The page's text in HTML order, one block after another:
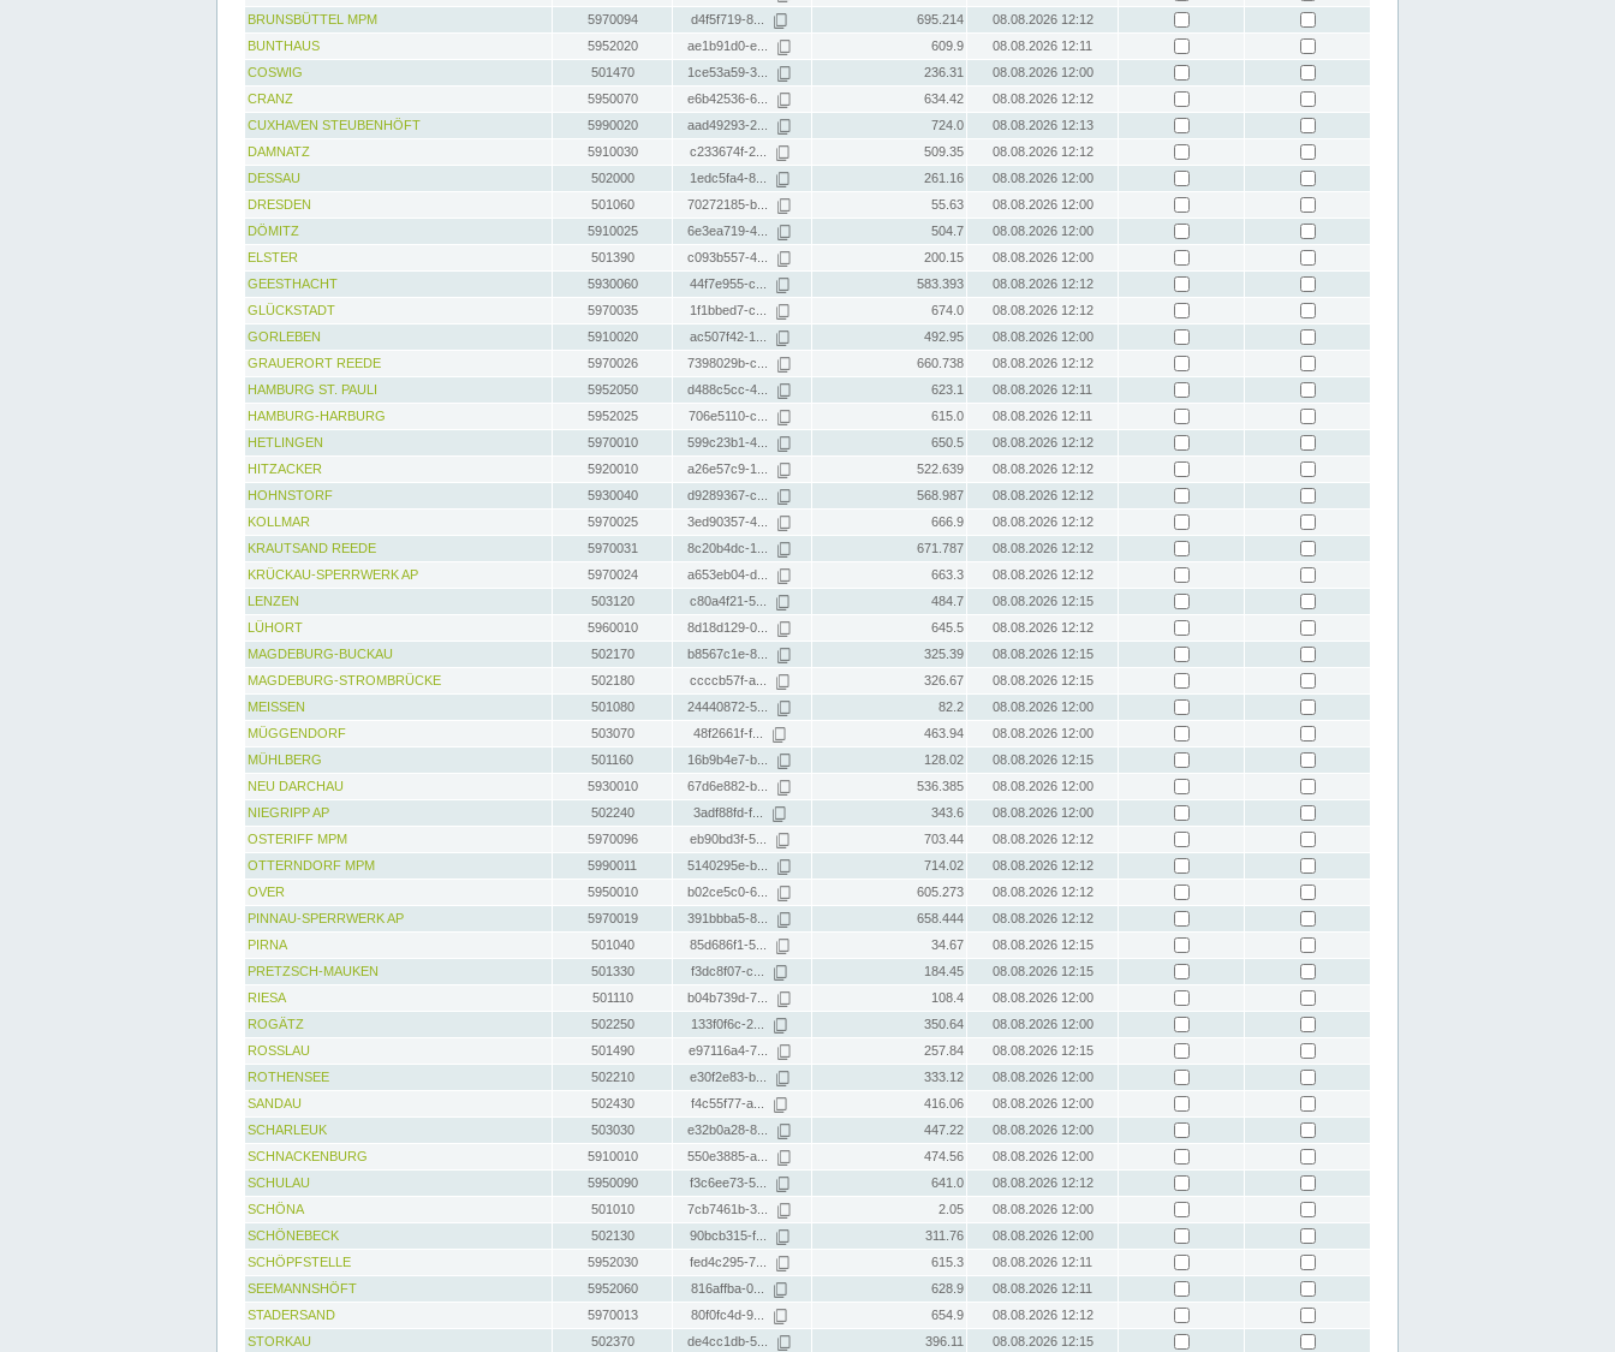
BRUNSBÜTTEL MPM
5970094 d4f5f719-8... 695.214
08.08.2026 12:12
BUNTHAUS
5952020 ae1b91d0-e... 609.9
08.08.2026 12:11
COSWIG
501470 1ce53a59-3... 236.31
08.08.2026 12:00
CRANZ
5950070 e6b42536-6... 634.42
08.08.2026 12:12
CUXHAVEN STEUBENHÖFT
5990020 aad49293-2... 724.0
08.08.2026 12:13
DAMNATZ
5910030 c233674f-2... 509.35
08.08.2026 12:12
DESSAU
502000 1edc5fa4-8... 261.16
08.08.2026 12:00
DRESDEN
501060 70272185-b... 55.63
08.08.2026 12:00
DÖMITZ
5910025 6e3ea719-4... 504.7
08.08.2026 12:00
ELSTER
501390 c093b557-4... 200.15
08.08.2026 12:00
GEESTHACHT
5930060 44f7e955-c... 583.393
08.08.2026 12:12
GLÜCKSTADT
5970035 1f1bbed7-c... 674.0
08.08.2026 12:12
GORLEBEN
5910020 ac507f42-1... 492.95
08.08.2026 12:00
GRAUERORT REEDE
5970026 7398029b-c... 660.738
08.08.2026 12:12
HAMBURG ST. PAULI
5952050 d488c5cc-4... 623.1
08.08.2026 12:11
HAMBURG-HARBURG
5952025 706e5110-c... 615.0
08.08.2026 12:11
HETLINGEN
5970010 599c23b1-4... 650.5
08.08.2026 12:12
HITZACKER
5920010 a26e57c9-1... 522.639
08.08.2026 12:12
HOHNSTORF
5930040 d9289367-c... 568.987
08.08.2026 12:12
KOLLMAR
5970025 3ed90357-4... 666.9
08.08.2026 12:12
KRAUTSAND REEDE
5970031 8c20b4dc-1... 671.787
08.08.2026 12:12
KRÜCKAU-SPERRWERK AP
5970024 a653eb04-d... 663.3
08.08.2026 12:12
LENZEN
503120 c80a4f21-5... 484.7
08.08.2026 12:15
LÜHORT
5960010 8d18d129-0... 645.5
08.08.2026 12:12
MAGDEBURG-BUCKAU
502170 b8567c1e-8... 325.39
08.08.2026 12:15
MAGDEBURG-STROMBRÜCKE
502180 ccccb57f-a... 326.67
08.08.2026 12:15
MEISSEN
501080 24440872-5... 82.2
08.08.2026 12:00
MÜGGENDORF
503070 48f2661f-f... 463.94
08.08.2026 12:00
MÜHLBERG
501160 16b9b4e7-b... 128.02
08.08.2026 12:15
NEU DARCHAU
5930010 67d6e882-b... 536.385
08.08.2026 12:00
NIEGRIPP AP
502240 3adf88fd-f... 343.6
08.08.2026 12:00
OSTERIFF MPM
5970096 eb90bd3f-5... 703.44
08.08.2026 12:12
OTTERNDORF MPM
5990011 5140295e-b... 714.02
08.08.2026 12:12
OVER
5950010 b02ce5c0-6... 605.273
08.08.2026 12:12
PINNAU-SPERRWERK AP
5970019 391bbba5-8... 658.444
08.08.2026 12:12
PIRNA
501040 85d686f1-5... 34.67
08.08.2026 12:15
PRETZSCH-MAUKEN
501330 f3dc8f07-c... 184.45
08.08.2026 12:15
RIESA
501110 b04b739d-7... 108.4
08.08.2026 12:00
ROGÄTZ
502250 133f0f6c-2... 350.64
08.08.2026 12:00
ROSSLAU
501490 e97116a4-7... 257.84
08.08.2026 12:15
ROTHENSEE
502210 e30f2e83-b... 333.12
08.08.2026 12:00
SANDAU
502430 f4c55f77-a... 416.06
08.08.2026 12:00
SCHARLEUK
503030 e32b0a28-8... 447.22
08.08.2026 12:00
SCHNACKENBURG
5910010 550e3885-a... 474.56
08.08.2026 12:00
SCHULAU
5950090 f3c6ee73-5... 641.0
08.08.2026 12:12
SCHÖNA
501010 7cb7461b-3... 2.05
08.08.2026 12:00
SCHÖNEBECK
502130 90bcb315-f... 311.76
08.08.2026 12:00
SCHÖPFSTELLE
5952030 fed4c295-7... 615.3
08.08.2026 12:11
SEEMANNSHÖFT
5952060 816affba-0... 628.9
08.08.2026 12:11
STADERSAND
5970013 80f0fc4d-9... 654.9
08.08.2026 12:12
STORKAU
502370 de4cc1db-5... 396.11 08.08.2026 12:15